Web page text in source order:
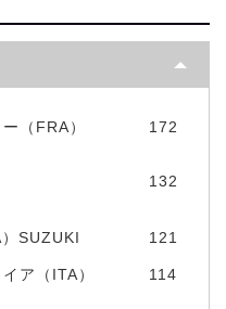
（FRA）
172
132
SUZUKI 121
ア（ITA）
114